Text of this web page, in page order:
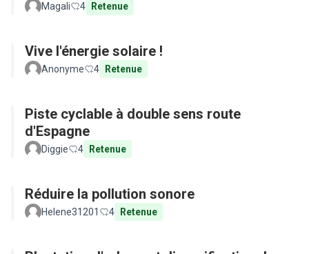
Magali 4 Retenue
Vive l'énergie solaire !
Anonyme 4 Retenue
Piste cyclable à double sens route
d'Espagne
Diggie 4 Retenue
Réduire la pollution sonore
Helene31201 4 Retenue